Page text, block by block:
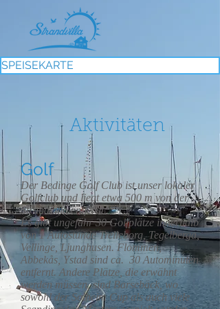
SPEISEKARTE
Aktivitäten
Golf
Der Bedinge Golf Club ist unser lokaler
Golfclub und liegt etwa 500 m von der
Strandvilla entfernt.
Es gibt ungefähr 30 Golfplätze innerhalb
von 1 Autostunde Trelleborg, Tegelberga,
Vellinge, Ljunghusen. Flommen,
Abbekås, Ystad sind ca. 30 Autominuten
entfernt. Andere Plätze, die erwähnt
werden müssen, sind Barsebäck, wo
sowohl der Solheim Cup als auch viele